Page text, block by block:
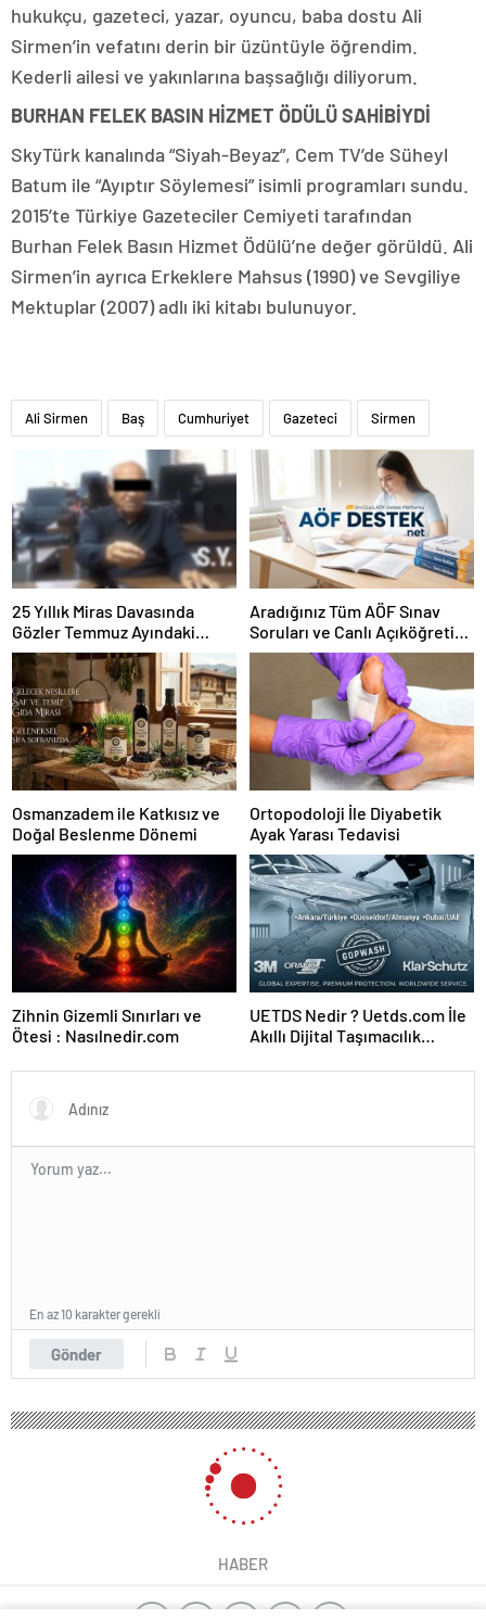
hukukçu, gazeteci, yazar, oyuncu, baba dostu Ali
Sirmen’in vefatını derin bir üzüntüyle öğrendim.
Kederli ailesi ve yakınlarına başsağlığı diliyorum.
BURHAN FELEK BASIN HİZMET ÖDÜLÜ SAHİBİYDİ
SkyTürk kanalında “Siyah-Beyaz”, Cem TV’de Süheyl
Batum ile “Ayıptır Söylemesi” isimli programları sundu.
2015’te Türkiye Gazeteciler Cemiyeti tarafından
Burhan Felek Basın Hizmet Ödülü’ne değer görüldü. Ali
Sirmen’in ayrıca Erkeklere Mahsus (1990) ve Sevgiliye
Mektuplar (2007) adlı iki kitabı bulunuyor.
Ali Sirmen Baş Cumhuriyet Gazeteci Sirmen
25 Yıllık Miras Davasında
Gözler Temmuz Ayındaki
Karar Duruşmasına Çevrildi
Aradığınız Tüm AÖF Sınav
Soruları ve Canlı Açıköğretim
Forumu Burada
Osmanzadem ile Katkısız ve
Doğal Beslenme Dönemi
Ortopodoloji İle Diyabetik
Ayak Yarası Tedavisi
Zihnin Gizemli Sınırları ve
Ötesi : Nasılnedir.com
UETDS Nedir ? Uetds.com İle
Akıllı Dijital Taşımacılık
Gönder
En az 10 karakter gerekli
HABER